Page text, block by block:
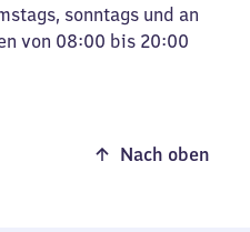
sonntags und an
von 08:00 bis 20:00
Nach oben